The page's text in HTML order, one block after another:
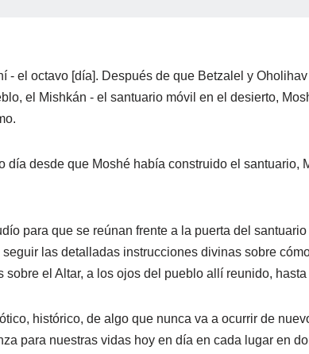
- el octavo [día]. Después de que Betzalel y
el Mishkán - el santuario móvil en el desierto,
día desde que Moshé había construido el
para que se reúnan frente a la puerta del
las detalladas instrucciones divinas sobre
el Altar, a los ojos del pueblo allí reunido,
histórico, de algo que nunca va a ocurrir de
para nuestras vidas hoy en día en cada lugar en